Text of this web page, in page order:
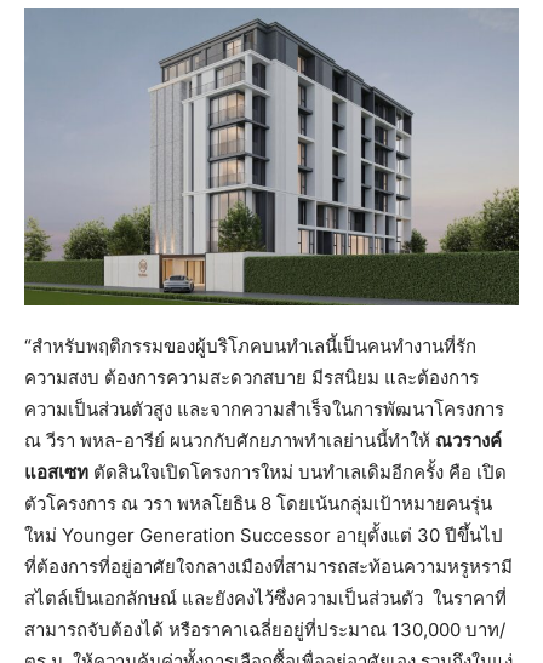
“สำหรับพฤติกรรมของผู้บริโภคบนทำเลนี้เป็นคนทำงานที่รัก
ความสงบ ต้องการความสะดวกสบาย มีรสนิยม และต้องการ
ความเป็นส่วนตัวสูง และจากความสำเร็จในการพัฒนาโครงการ
ณ วีรา พหล-อารีย์ ผนวกกับศักยภาพทำเลย่านนี้ทำให้ ณวรางค์
แอสเซท ตัดสินใจเปิดโครงการใหม่ บนทำเลเดิมอีกครั้ง คือ เปิด
ตัวโครงการ ณ วรา พหลโยธิน 8 โดยเน้นกลุ่มเป้าหมายคนรุ่น
ใหม่ Younger Generation Successor อายุตั้งแต่ 30 ปีขึ้นไป
ที่ต้องการที่อยู่อาศัยใจกลางเมืองที่สามารถสะท้อนความหรูหรามี
สไตล์เป็นเอกลักษณ์ และยังคงไว้ซึ่งความเป็นส่วนตัว ในราคาที่
สามารถจับต้องได้ หรือราคาเฉลี่ยอยู่ที่ประมาณ 130,000 บาท/